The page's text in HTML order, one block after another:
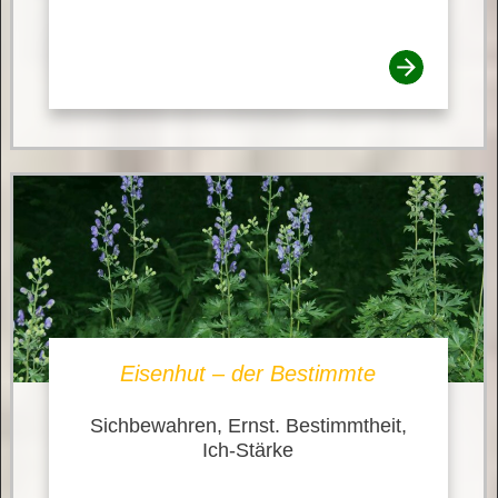
Eisenhut – der Bestimmte
Sichbewahren, Ernst. Bestimmtheit,
Ich-Stärke